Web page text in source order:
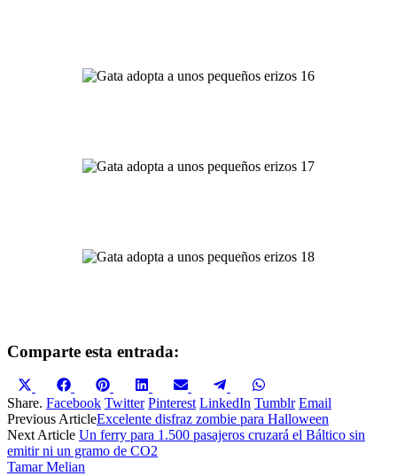
Comparte esta entrada:
Compartir
en
X
(Twitter)
Compartir
en
Facebook
Compartir
en
Pinterest
Compartir
en
LinkedIn
Compartir
en
Email
Compartir
en
Telegram
en
WhatsApp
Share. Facebook Twitter Pinterest LinkedIn Tumblr Email
Previous ArticleExcelente disfraz zombie para Halloween
Next Article Un ferry para 1.500 pasajeros cruzará el Báltico sin
emitir ni un gramo de CO2
Tamar Melian